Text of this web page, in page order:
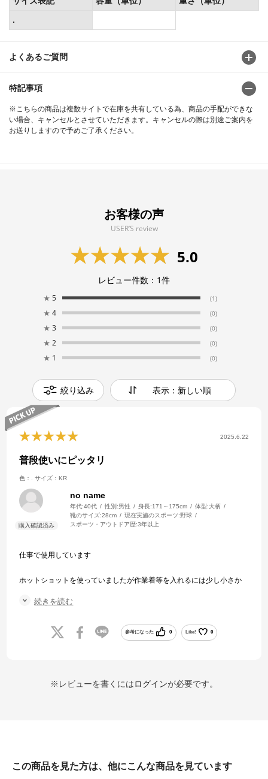
よくあるご質問
特記事項
※こちらの商品は複数サイトで在庫を共有している為、商品の手配ができな
い場合、キャンセルとさせていただきます。キャンセルの際は別途ご案内を
お送りしますので予めご了承ください。
.
お客様の声
USER’S review
5.0
レビュー件数： 1件
★ 5 (1)
★ 4 (0)
★ 3 (0)
★ 2 (0)
★ 1 (0)
絞り込み 表示：新しい順
2025.6.22
普段使いにピッタリ
色：. サイズ：KR
no name
年代:40代 性別:男性 身長:171～175cm 体型:大柄
靴のサイズ:28cm 現在実施のスポーツ:野球
スポーツ・アウトドア歴:3年以上
仕事で使用しています
ホットショットを使っていましたが作業着等を入れるには少し小さか
続きを読む
参考になった 0 Like! 0
※レビューを書くにはログインが必要です。
この商品を見た方は、他にこんな商品を見ています